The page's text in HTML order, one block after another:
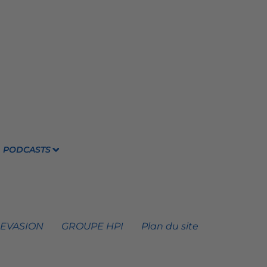
PODCASTS
GROUPE HPI Plan du site